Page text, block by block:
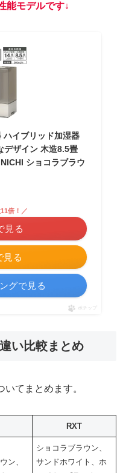
能モデルです↓
ハイブリッド加湿器
デザイン 木造8.5畳
ショコラブラウ
見る
倍！／
見る
グで見る
ポチップ
い比較まとめ
てまとめます。
RXT
ン、
ショコラブラウン、
サンドホワイト、ホ